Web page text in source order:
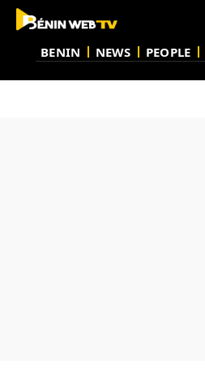
BENIN NEWS PEOPLE